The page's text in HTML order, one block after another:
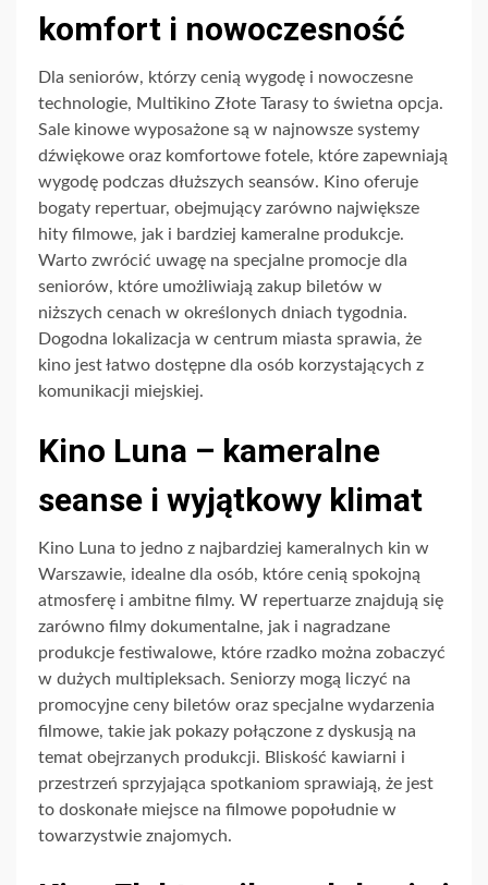
komfort i nowoczesność
Dla seniorów, którzy cenią wygodę i nowoczesne
technologie, Multikino Złote Tarasy to świetna opcja.
Sale kinowe wyposażone są w najnowsze systemy
dźwiękowe oraz komfortowe fotele, które zapewniają
wygodę podczas dłuższych seansów. Kino oferuje
bogaty repertuar, obejmujący zarówno największe
hity filmowe, jak i bardziej kameralne produkcje.
Warto zwrócić uwagę na specjalne promocje dla
seniorów, które umożliwiają zakup biletów w
niższych cenach w określonych dniach tygodnia.
Dogodna lokalizacja w centrum miasta sprawia, że
kino jest łatwo dostępne dla osób korzystających z
komunikacji miejskiej.
Kino Luna – kameralne
seanse i wyjątkowy klimat
Kino Luna to jedno z najbardziej kameralnych kin w
Warszawie, idealne dla osób, które cenią spokojną
atmosferę i ambitne filmy. W repertuarze znajdują się
zarówno filmy dokumentalne, jak i nagradzane
produkcje festiwalowe, które rzadko można zobaczyć
w dużych multipleksach. Seniorzy mogą liczyć na
promocyjne ceny biletów oraz specjalne wydarzenia
filmowe, takie jak pokazy połączone z dyskusją na
temat obejrzanych produkcji. Bliskość kawiarni i
przestrzeń sprzyjająca spotkaniom sprawiają, że jest
to doskonałe miejsce na filmowe popołudnie w
towarzystwie znajomych.